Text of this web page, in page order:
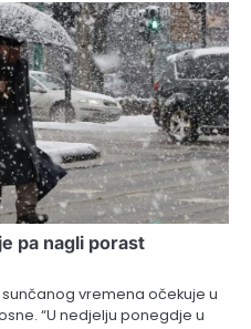
pa nagli porast
vremena očekuje u
“U nedjelju ponegdje u